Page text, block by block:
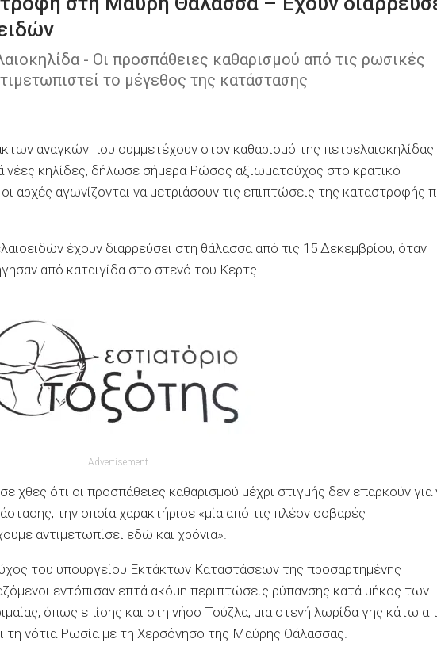
- Οι προσπάθειες καθαρισμού από τις ρωσικές
το μέγεθος της κατάστασης
αναγκών που συμμετέχουν στον καθαρισμό της πετρελαιοκηλίδας
κηλίδες, δήλωσε σήμερα Ρώσος αξιωματούχος στο κρατικό
αρχές αγωνίζονται να μετριάσουν τις επιπτώσεις της καταστροφής
έχουν διαρρεύσει στη θάλασσα από τις 15 Δεκεμβρίου, όταν
από καταιγίδα στο στενό του Κερτς.
Advertisement
χθες ότι οι προσπάθειες καθαρισμού μέχρι στιγμής δεν επαρκούν για
την οποία χαρακτήρισε «μία από τις πλέον σοβαρές
αντιμετωπίσει εδώ και χρόνια».
του υπουργείου Εκτάκτων Καταστάσεων της προσαρτημένης
εντόπισαν επτά ακόμη περιπτώσεις ρύπανσης κατά μήκος των
όπως επίσης και στη νήσο Τούζλα, μια στενή λωρίδα γης κάτω
τη νότια Ρωσία με τη Χερσόνησο της Μαύρης Θάλασσας.